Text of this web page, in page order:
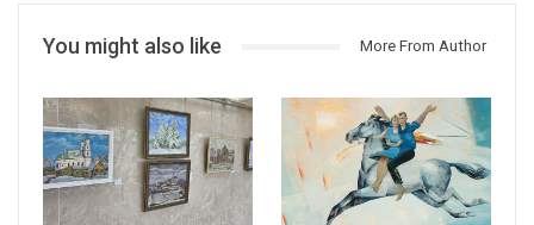
You might also like More From Author